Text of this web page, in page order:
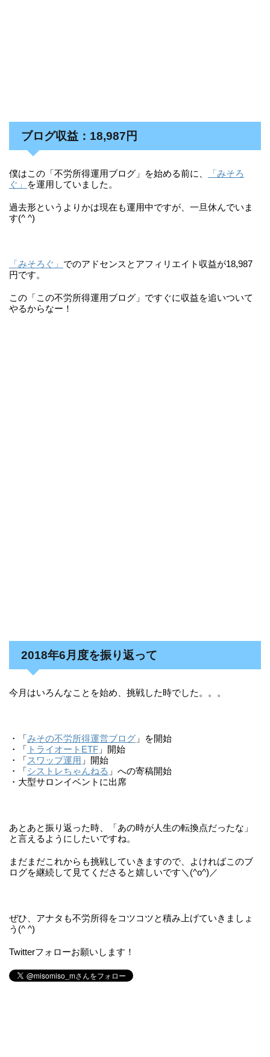
ブログ収益：18,987円
僕はこの「不労所得運用ブログ」を始める前に、
「みそろ
ぐ」
を運用していました。
過去形というよりかは現在も運用中ですが、一旦休んでいま
す(^ ^)
「みそろぐ」 でのアドセンスとアフィリエイト収益が18,987
円です。
この「この不労所得運用ブログ」ですぐに収益を追いついて
やるからなー！
2018年6月度を振り返って
今月はいろんなことを始め、挑戦した時でした。。。
・「みその不労所得運営ブログ 」を開始
・「 トライオートETF 」開始
・「スワップ運用 」開始
・「シストレちゃんねる 」への寄稿開始
・大型サロンイベントに出席
あとあと振り返った時、「あの時が人生の転換点だったな」
と言えるようにしたいですね。
まだまだこれからも挑戦していきますので、よければこのブ
ログを継続して見てくださると嬉しいです＼(^o^)／
ぜひ、アナタも不労所得をコツコツと積み上げていきましょ
う(^ ^)
Twitterフォローお願いします！